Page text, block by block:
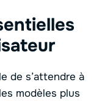
de s’attendre à
modèles plus